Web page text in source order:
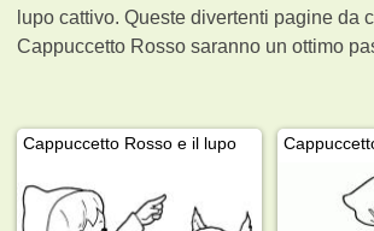
lupo cattivo. Queste divertenti pagine da
Cappuccetto Rosso saranno un ottimo
Cappuccetto Rosso e il lupo